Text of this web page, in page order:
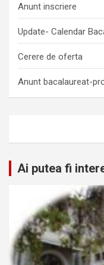
Anunt inscriere
Update- Calendar
Cerere de oferta
Anunt bacalaureat-
Ai putea fi